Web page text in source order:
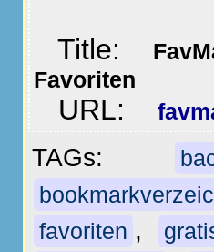
Title:
Favoriten
URL:
TAGs:
favoriten ,